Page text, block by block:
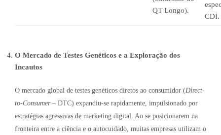
QT Longo).
CDI.
O Mercado de Testes Genéticos e a Exploração dos
Incautos
O mercado global de testes genéticos diretos ao consumidor (Direct-
to-Consumer– DTC) expandiu-se rapidamente, impulsionado por
estratégias agressivas de marketing digital. Ao se posicionarem na
fronteira entre a ciência e o autocuidado, muitas empresas utilizam o